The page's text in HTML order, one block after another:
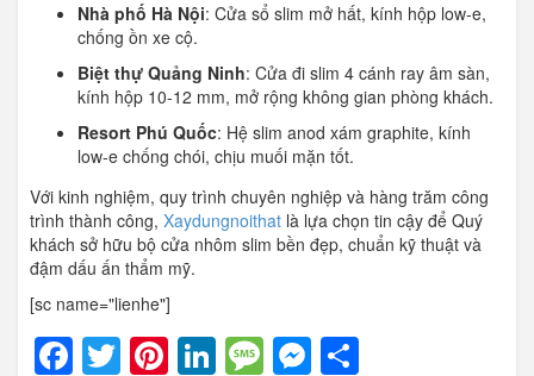
Nhà phố Hà Nội: Cửa sổ slim mở hất, kính hộp low-e,
chống ồn xe cộ.
Biệt thự Quảng Ninh: Cửa đi slim 4 cánh ray âm sàn,
kính hộp 10-12 mm, mở rộng không gian phòng khách.
Resort Phú Quốc: Hệ slim anod xám graphite, kính
low-e chống chói, chịu muối mặn tốt.
Với kinh nghiệm, quy trình chuyên nghiệp và hàng trăm công
trình thành công, Xaydungnoithat là lựa chọn tin cậy để Quý
khách sở hữu bộ cửa nhôm slim bền đẹp, chuẩn kỹ thuật và
đậm dấu ấn thẩm mỹ.
[sc name="lienhe"]
Facebook
Twitter
Pinterest
LinkedIn
Message
Messenger